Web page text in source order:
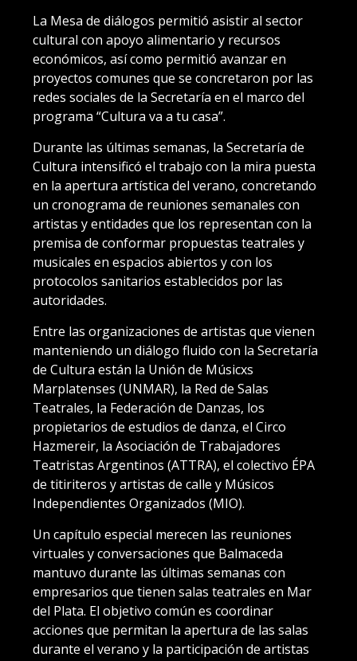
La Mesa de diálogos permitió asistir al sector
cultural con apoyo alimentario y recursos
económicos, así como permitió avanzar en
proyectos comunes que se concretaron por las
redes sociales de la Secretaría en el marco del
programa “Cultura va a tu casa”.
Durante las últimas semanas, la Secretaría de
Cultura intensificó el trabajo con la mira puesta
en la apertura artística del verano, concretando
un cronograma de reuniones semanales con
artistas y entidades que los representan con la
premisa de conformar propuestas teatrales y
musicales en espacios abiertos y con los
protocolos sanitarios establecidos por las
autoridades.
Entre las organizaciones de artistas que vienen
manteniendo un diálogo fluido con la Secretaría
de Cultura están la Unión de Músicxs
Marplatenses (UNMAR), la Red de Salas
Teatrales, la Federación de Danzas, los
propietarios de estudios de danza, el Circo
Hazmereir, la Asociación de Trabajadores
Teatristas Argentinos (ATTRA), el colectivo ÉPA
de titiriteros y artistas de calle y Músicos
Independientes Organizados (MIO).
Un capítulo especial merecen las reuniones
virtuales y conversaciones que Balmaceda
mantuvo durante las últimas semanas con
empresarios que tienen salas teatrales en Mar
del Plata. El objetivo común es coordinar
acciones que permitan la apertura de las salas
durante el verano y la participación de artistas